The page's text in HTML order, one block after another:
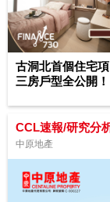
古洞北首個住宅
三房戶型全公開
CCL速報/研究分
中原地產